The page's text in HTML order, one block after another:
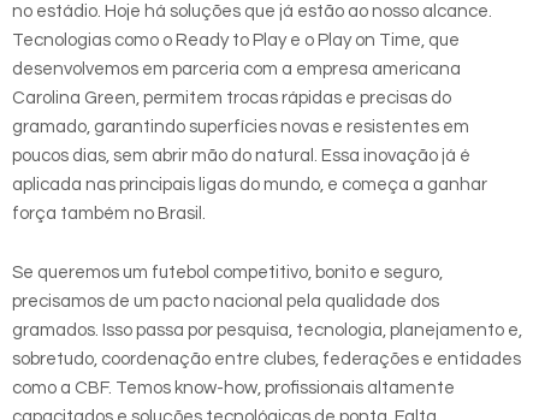
no estádio. Hoje há soluções que já estão ao nosso alcance.
Tecnologias como o Ready to Play e o Play on Time, que
desenvolvemos em parceria com a empresa americana
Carolina Green, permitem trocas rápidas e precisas do
gramado, garantindo superfícies novas e resistentes em
poucos dias, sem abrir mão do natural. Essa inovação já é
aplicada nas principais ligas do mundo, e começa a ganhar
força também no Brasil.
Se queremos um futebol competitivo, bonito e seguro,
precisamos de um pacto nacional pela qualidade dos
gramados. Isso passa por pesquisa, tecnologia, planejamento e,
sobretudo, coordenação entre clubes, federações e entidades
como a CBF. Temos know-how, profissionais altamente